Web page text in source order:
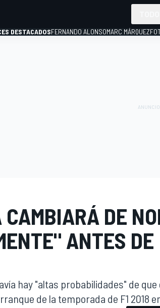
DESTACADOSFERNANDO ALONSOMARC MÁRQUEZ
DE
ANTES DE
hay "altas probabilidades" de
de la temporada de F1 2018